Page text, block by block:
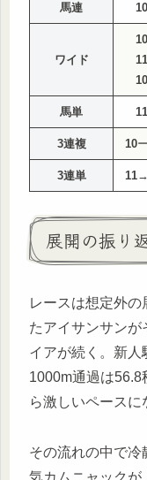
馬連 10
ワイド
10
11
10
馬単 11
3連複 10ー
3連単 11→
展開の振り
レースは想定外
たアイサンサンが
イアが続く。新人
1000m通過は
ら激しいペースに
その流れの中で冷